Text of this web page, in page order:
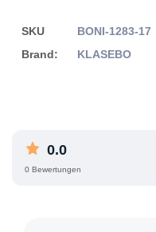
SKU
BONI-1283-17
Brand:
KLASEBO
0.0
0 Bewertungen